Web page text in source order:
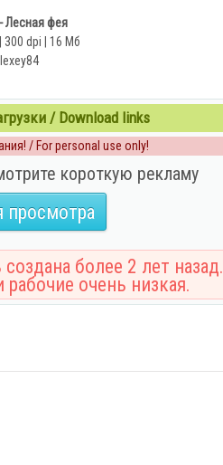
Лесная фея
300 dpi | 16 Мб
/ Download links
/ For personal use only!
короткую рекламу
более 2 лет назад.
очень низкая.